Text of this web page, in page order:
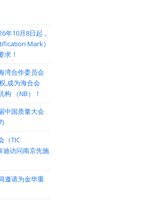
年10月8日起，
Mark）
求！
湾合作委员会
,成为海合会
构 （NB）！
中国质量大会
（TIC
迪访问南京先施
邀请为金华重